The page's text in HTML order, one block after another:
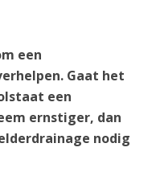
een
Gaat het
een
ernstiger, dan
nodig